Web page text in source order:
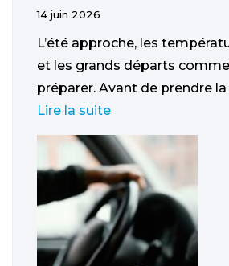
14 juin 2026
L’été approche, les
et les grands départs
préparer. Avant de prendre
Lire la suite